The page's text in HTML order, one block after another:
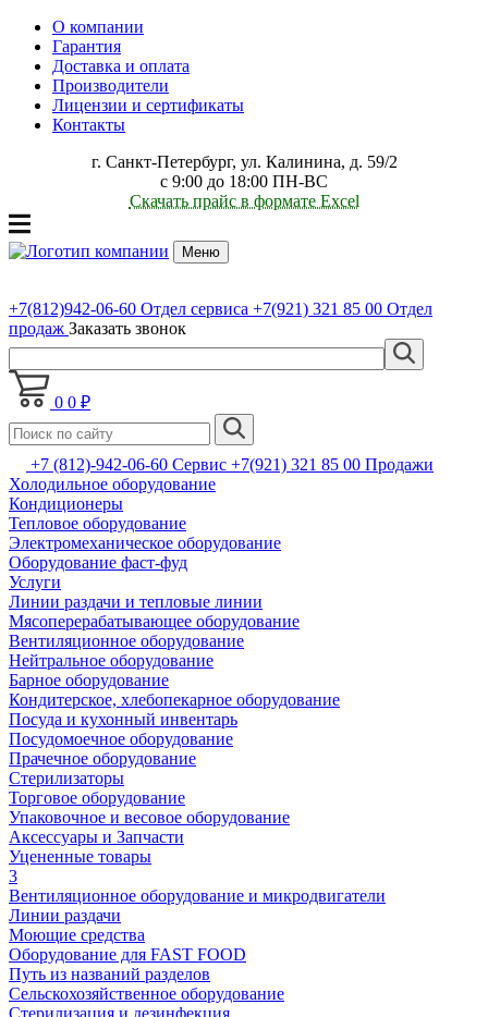
О компании
Гарантия
Доставка и оплата
Производители
Лицензии и сертификаты
Контакты
г. Санкт-Петербург, ул. Калинина, д. 59/2
с 9:00 до 18:00 ПН-ВС
Скачать прайс в формате Excel
Меню
+7(812)942-06-60 Отдел сервиса +7(921) 321 85 00 Отдел
продаж Заказать звонок
0 0 ₽
+7 (812)-942-06-60 Сервис +7(921) 321 85 00 Продажи
Холодильное оборудование
Кондиционеры
Тепловое оборудование
Электромеханическое оборудование
Оборудование фаст-фуд
Услуги
Линии раздачи и тепловые линии
Мясоперерабатывающее оборудование
Вентиляционное оборудование
Нейтральное оборудование
Барное оборудование
Кондитерское, хлебопекарное оборудование
Посуда и кухонный инвентарь
Посудомоечное оборудование
Прачечное оборудование
Стерилизаторы
Торговое оборудование
Упаковочное и весовое оборудование
Аксессуары и Запчасти
Уцененные товары
3
Вентиляционное оборудование и микродвигатели
Линии раздачи
Моющие средства
Оборудование для FAST FOOD
Путь из названий разделов
Сельскохозяйственное оборудование
Стерилизация и дезинфекция